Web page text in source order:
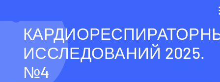
ИССЛЕДОВАНИЙ 2025.
№4